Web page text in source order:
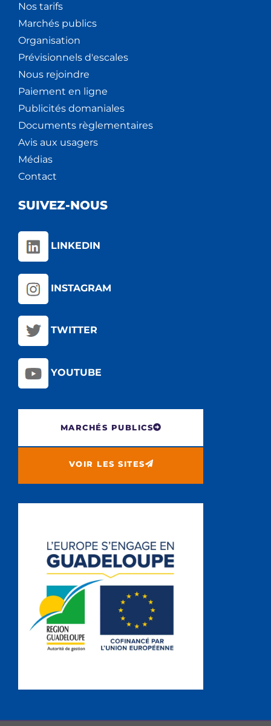
Nos tarifs
Marchés publics
Organisation
Prévisionnels d'escales
Nous rejoindre
Paiement en ligne
Publicités domaniales
Documents règlementaires
Avis aux usagers
Médias
Contact
SUIVEZ-NOUS
LINKEDIN
INSTAGRAM
TWITTER
YOUTUBE
MARCHÉS PUBLICS
VOIR LES SITES